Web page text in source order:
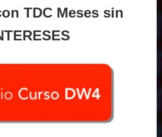
TDC Meses sin